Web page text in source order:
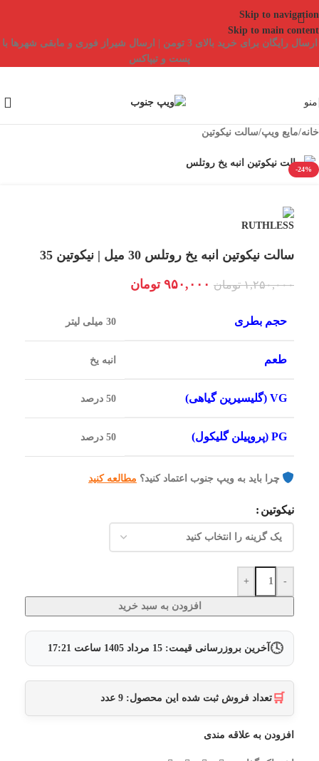
Skip to navigation
Skip to main content
ارسال رایگان برای خرید بالای 3 تومن | ارسال شیراز فوری و مابقی شهرها با
پست و تیپاکس
منو
خانه/مایع ویپ/سالت نیکوتین
-24%
سالت نیکوتین انبه یخ روتلس 30 میل | نیکوتین 35
۱,۲۵۰,۰۰۰ تومان ۹۵۰,۰۰۰ تومان
حجم بطری 30 میلی لیتر
طعم انبه یخ
VG (گلیسیرین گیاهی) 50 درصد
PG (پروپیلن گلیکول) 50 درصد
چرا باید به ویپ جنوب اعتماد کنید؟ مطالعه کنید
نیکوتین
-
+
افزودن به سبد خرید
🕓 آخرین بروزرسانی قیمت: 15 مرداد 1405 ساعت 17:21
🛒 تعداد فروش ثبت شده این محصول: 9 عدد
افزودن به علاقه مندی